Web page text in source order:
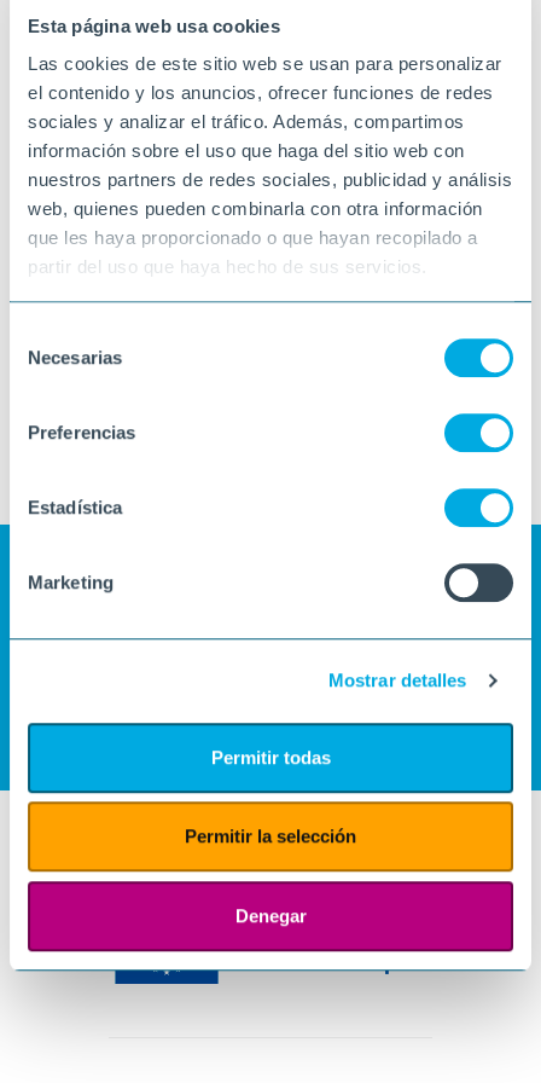
Esta página web usa cookies
Las cookies de este sitio web se usan para personalizar
el contenido y los anuncios, ofrecer funciones de redes
sociales y analizar el tráfico. Además, compartimos
información sobre el uso que haga del sitio web con
nuestros partners de redes sociales, publicidad y análisis
web, quienes pueden combinarla con otra información
que les haya proporcionado o que hayan recopilado a
partir del uso que haya hecho de sus servicios.
Necesarias
Preferencias
Estadística
Marketing
Mostrar detalles
Permitir todas
Permitir la selección
Denegar